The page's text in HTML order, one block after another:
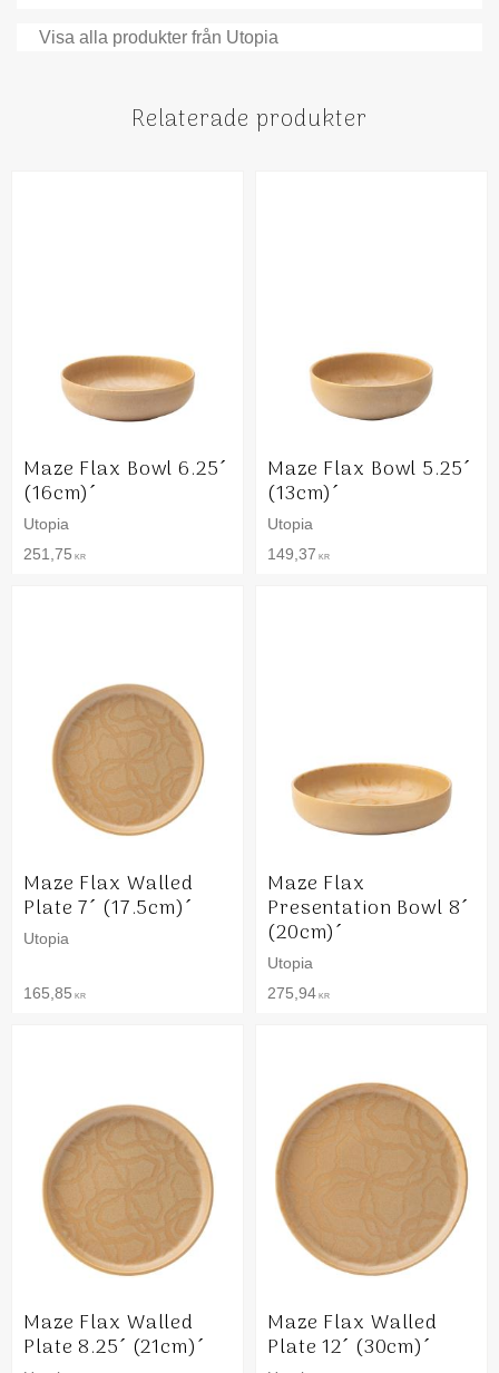
Visa alla produkter från Utopia
Relaterade produkter
Maze Flax Bowl 6.25´
(16cm)´
Utopia
251,75 KR
Maze Flax Bowl 5.25´
(13cm)´
Utopia
149,37 KR
Maze Flax Walled
Plate 7´ (17.5cm)´
Utopia
165,85 KR
Maze Flax
Presentation Bowl 8´
(20cm)´
Utopia
275,94 KR
Maze Flax Walled
Plate 8.25´ (21cm)´
Maze Flax Walled
Plate 12´ (30cm)´